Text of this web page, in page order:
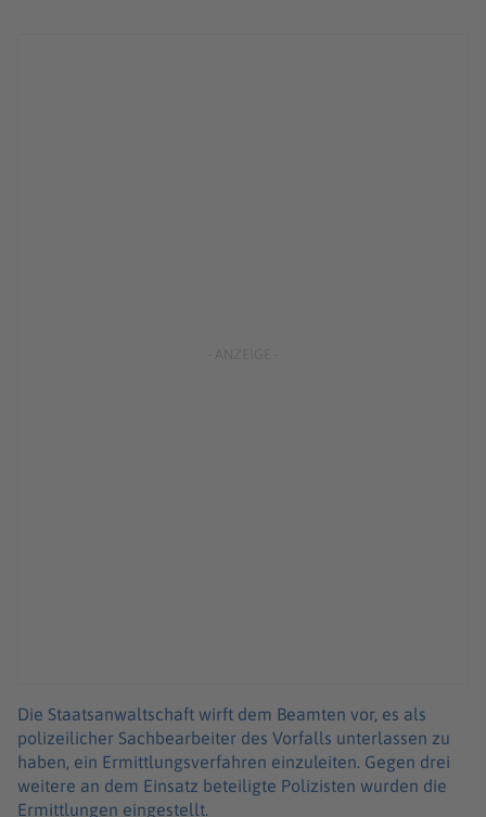
Die Staatsanwaltschaft wirft dem Beamten vor, es als
polizeilicher Sachbearbeiter des Vorfalls unterlassen zu
haben, ein Ermittlungsverfahren einzuleiten. Gegen drei
weitere an dem Einsatz beteiligte Polizisten wurden die
Ermittlungen eingestellt.